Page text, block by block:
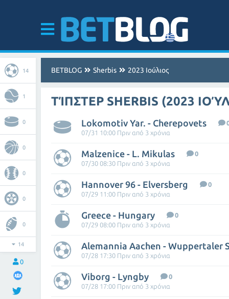
14
1
0
0
0
0
0
14
0
BETBLOG Sherbis 2023 Ιούλιος
ΤΊΠΣΤΕΡ SHERBIS (2023
Lokomotiv Yar. - Cherepovets
07/31 10:00 Πριν από 3 χρόνια
Malzenice - L. Mikulas
0
07/30 08:30 Πριν από 3 χρόνια
Hannover 96 - Elversberg
0
07/29 11:00 Πριν από 3 χρόνια
Greece - Hungary
0
07/29 08:00 Πριν από 3 χρόνια
Alemannia Aachen - Wuppertaler
07/28 17:30 Πριν από 3 χρόνια
Viborg - Lyngby
0
07/28 17:00 Πριν από 3 χρόνια